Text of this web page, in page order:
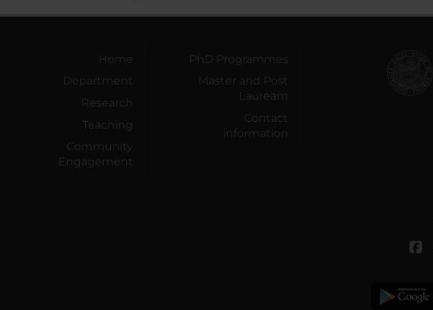
Home
Department
Research
Teaching
Community
Engagement
PhD Programmes
Master and Post
Lauream
Contact
information